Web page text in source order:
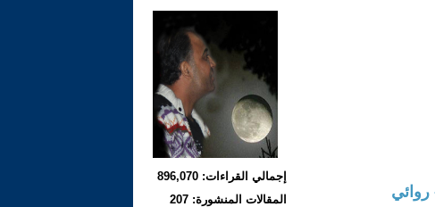
إجمالي القراءات: 896,070
المقالات المنشورة: 207